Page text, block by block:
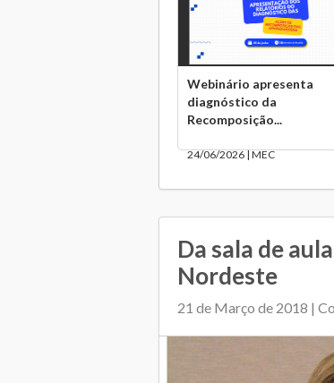
Webinário apresenta
diagnóstico da
Recomposição...
24/06/2026 | MEC
Da sala de
Nordeste
21 de Março de 2018 |